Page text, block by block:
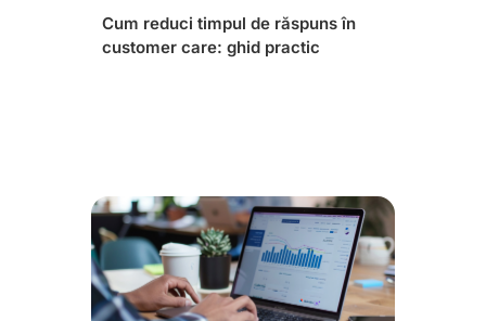
Cum reduci timpul de răspuns în
customer care: ghid practic